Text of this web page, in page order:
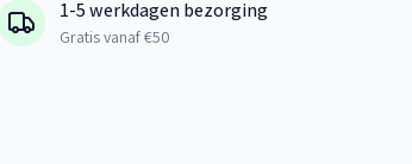
1-5 werkdagen bezorging
Gratis vanaf €50